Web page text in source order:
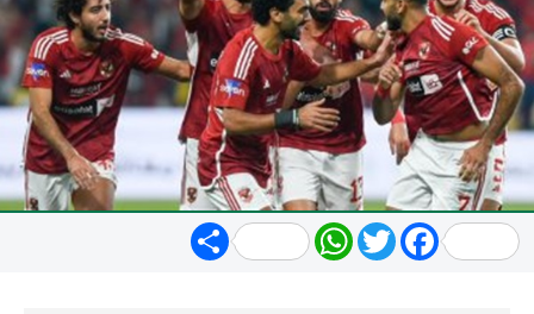
Share WhatsApp
TwitterFacebook